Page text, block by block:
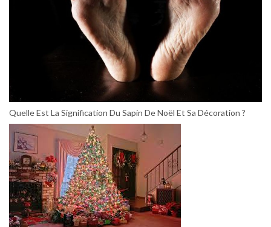
Quelle Est La Signification Du Sapin De Noël Et Sa Décoration ?